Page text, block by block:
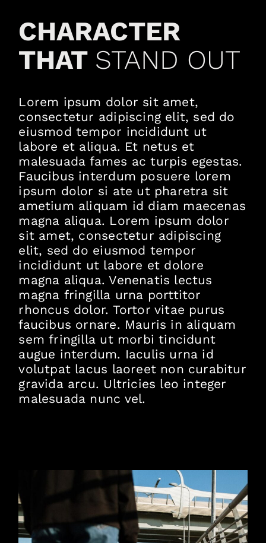
CHARACTER
THAT STAND OUT
Lorem ipsum dolor sit amet,
consectetur adipiscing elit, sed do
eiusmod tempor incididunt ut
labore et aliqua. Et netus et
malesuada fames ac turpis egestas.
Faucibus interdum posuere lorem
ipsum dolor si ate ut pharetra sit
ametium aliquam id diam maecenas
magna aliqua. Lorem ipsum dolor
sit amet, consectetur adipiscing
elit, sed do eiusmod tempor
incididunt ut labore et dolore
magna aliqua. Venenatis lectus
magna fringilla urna porttitor
rhoncus dolor. Tortor vitae purus
faucibus ornare. Mauris in aliquam
sem fringilla ut morbi tincidunt
augue interdum. Iaculis urna id
volutpat lacus laoreet non curabitur
gravida arcu. Ultricies leo integer
malesuada nunc vel.